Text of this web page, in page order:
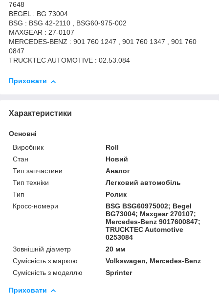
7648
BEGEL : BG 73004
BSG : BSG 42-2110 , BSG60-975-002
MAXGEAR : 27-0107
MERCEDES-BENZ : 901 760 1247 , 901 760 1347 , 901 760
0847
TRUCKTEC AUTOMOTIVE : 02.53.084
Приховати
Характеристики
Основні
Виробник
Roll
Стан
Новий
Тип запчастини
Аналог
Тип техніки
Легковий автомобіль
Тип
Ролик
Кросс-номери
BSG BSG60975002; Begel
BG73004; Maxgear 270107;
Mercedes-Benz 9017600847;
TRUCKTEC Automotive
0253084
Зовнішній діаметр
20 мм
Сумісність з маркою
Volkswagen, Mercedes-Benz
Сумісність з моделлю
Sprinter
Приховати